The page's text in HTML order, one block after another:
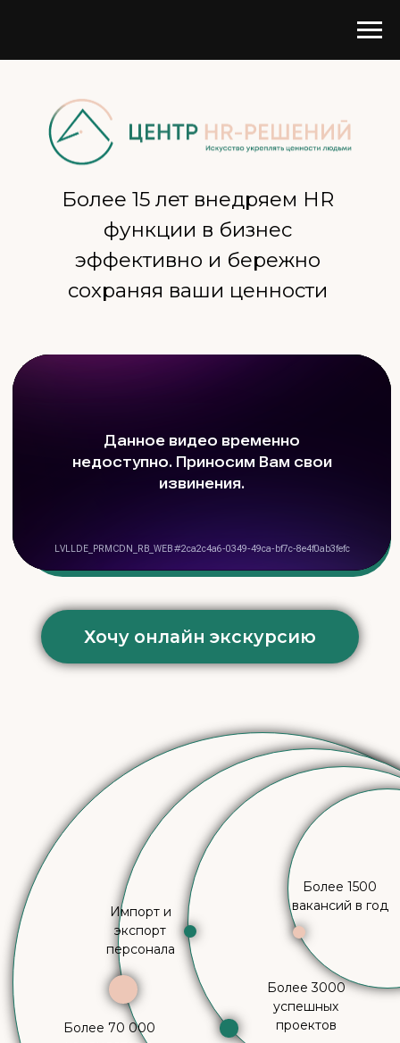
Хочу онлайн экскурсию
Более 15 лет внедряем HR
функции в бизнес
сохраняя ваши ценности
11 направлений по
отраслям
800+ довольных
Регулярные обзоры
зарплат по отраслям и
исследования рынка труда
экспорт
проектов
Более 1500
вакансий в год
Позвонить Директору